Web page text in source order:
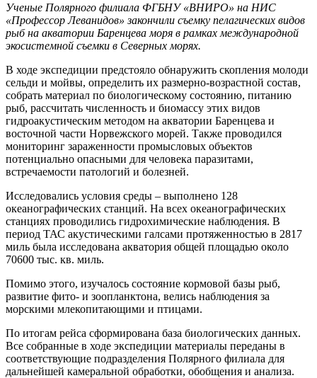
Ученые Полярного филиала ФГБНУ «ВНИРО» на НИС
«Профессор Леванидов» закончили съемку пелагических видов
рыб на акватории Баренцева моря в рамках международной
экосистемной съемки в Северных морях.
В ходе экспедиции предстояло обнаружить скопления молоди
сельди и мойвы, определить их размерно-возрастной состав,
собрать материал по биологическому состоянию, питанию
рыб, рассчитать численность и биомассу этих видов
гидроакустическим методом на акватории Баренцева и
восточной части Норвежского морей. Также проводился
мониторинг зараженности промысловых объектов
потенциально опасными для человека паразитами,
встречаемости патологий и болезней.
Исследовались условия среды – выполнено 128
океанографических станций. На всех океанографических
станциях проводились гидрохимические наблюдения. В
период ТАС акустическими галсами протяженностью в 2817
миль была исследована акватория общей площадью около
70600 тыс. кв. миль.
Помимо этого, изучалось состояние кормовой базы рыб,
развитие фито- и зоопланктона, велись наблюдения за
морскими млекопитающими и птицами.
По итогам рейса сформирована база биологических данных.
Все собранные в ходе экспедиции материалы переданы в
соответствующие подразделения Полярного филиала для
дальнейшей камеральной обработки, обобщения и анализа.